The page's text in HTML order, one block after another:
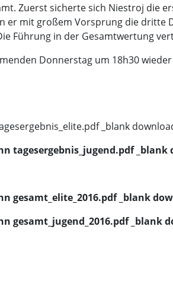
Zuerst sicherte sich Niestroj die
er mit großem Vorsprung die dritte
Führung in der Gesamtwertung
Donnerstag um 18h30
_blank
tagesergebnis_jugend.pdf _blank
gesamt_elite_2016.pdf _blank
_blank